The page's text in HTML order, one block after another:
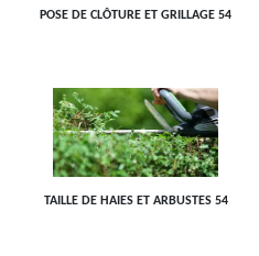
POSE DE CLÔTURE ET GRILLAGE 54
TAILLE DE HAIES ET ARBUSTES 54